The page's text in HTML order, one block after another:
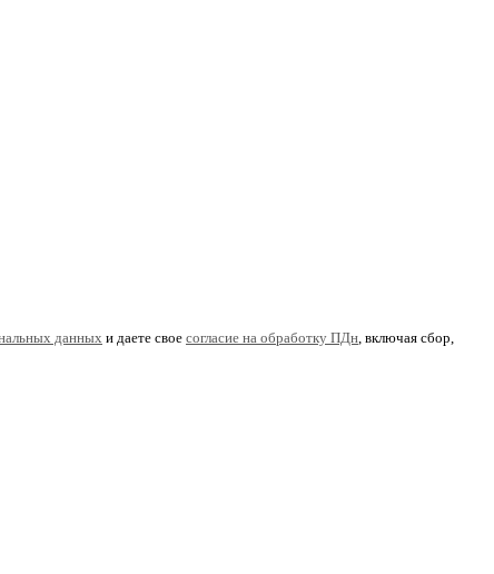
данных и даете свое согласие на обработку ПДн, включая сбор,